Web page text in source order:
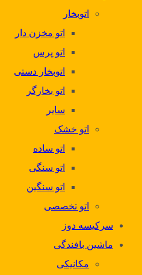
اتوبخار
اتو مخزن دار
اتو پرس
اتوبخار دستی
اتو بخارگر
سایر
اتو خشک
اتو ساده
اتو سنگی
اتو سنگین
اتو تخصصی
سرکیسه دوز
ماشین بافندگی
مکانیکی